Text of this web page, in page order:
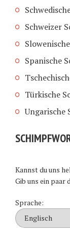
Schweizer
Spanische
Türkische
Kannst du uns
Gib uns ein paar
Sprache: